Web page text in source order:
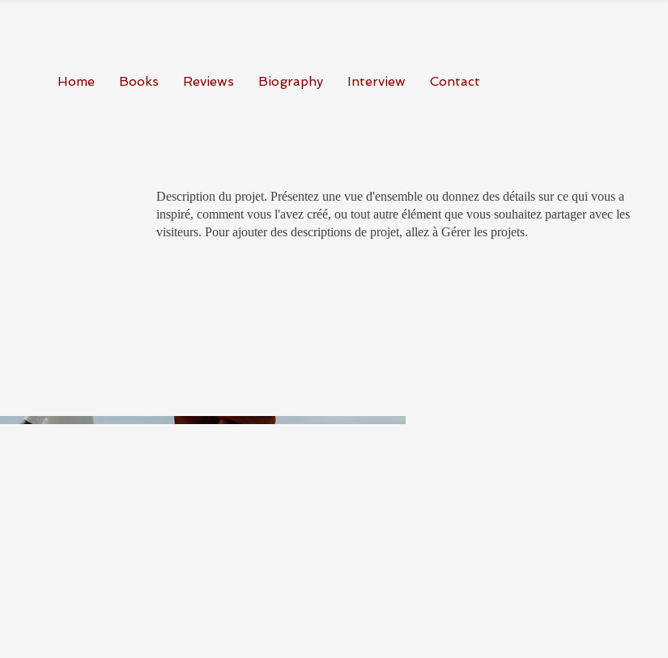
Home Books Reviews Biography Interview Contact
Description du projet. Présentez une vue d'ensemble ou donnez des détails sur ce qui vous a
inspiré, comment vous l'avez créé, ou tout autre élément que vous souhaitez partager avec les
visiteurs. Pour ajouter des descriptions de projet, allez à Gérer les projets.